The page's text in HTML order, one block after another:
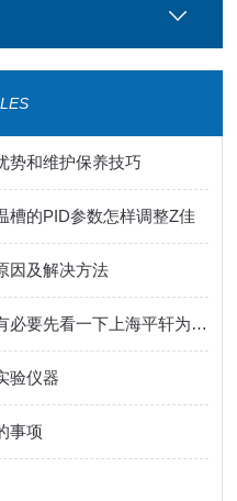
势和维护保养技巧
槽的PID参数怎样调整Z佳
因及解决方法
使用低温冷却液循环泵之前有必要先看一下上海平轩为您分享的资料
验仪器
事项